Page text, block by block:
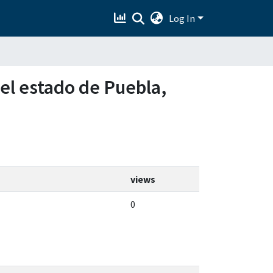
Log In
estado de Puebla,
views
0